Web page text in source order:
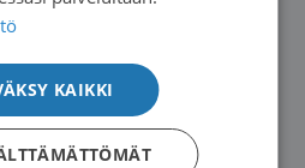
farmasian ryhmä
tietosuojailmoitus
KAIKKI